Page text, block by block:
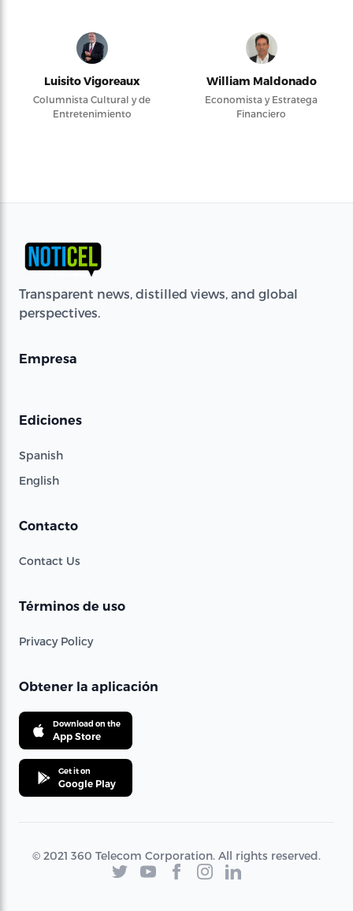
Luisito Vigoreaux
Columnista Cultural y de
Entretenimiento
William Maldonado
Economista y Estratega
Financiero
Transparent news, distilled views, and global
perspectives.
Empresa
Ediciones
Spanish
English
Contacto
Contact Us
Términos de uso
Privacy Policy
Obtener la aplicación
Download on the
App Store
Get it on
Google Play
© 2021 360 Telecom Corporation. All rights reserved.